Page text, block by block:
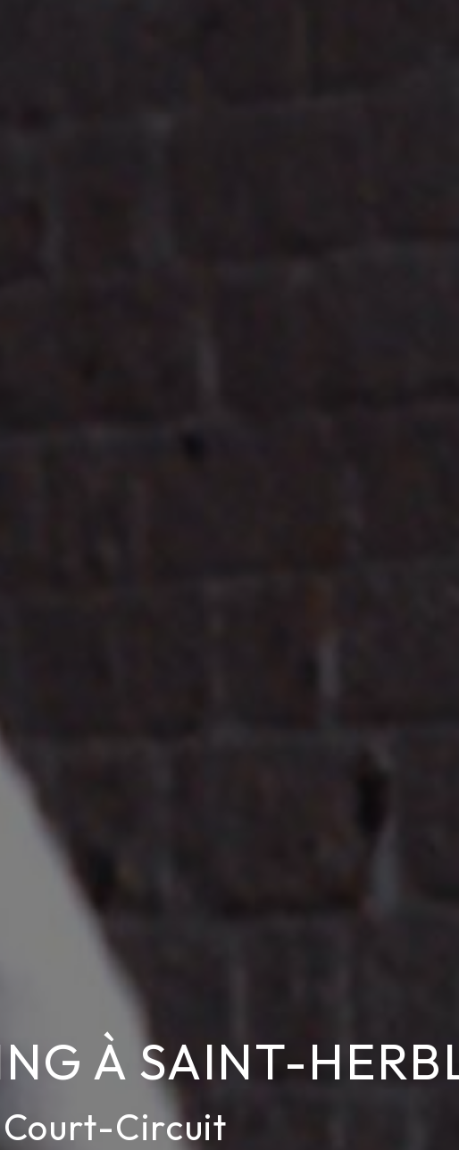
À SAINT-
Court-Circuit